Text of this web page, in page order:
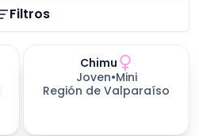
Filtros
Chimu
Joven•Mini
Región de Valparaíso